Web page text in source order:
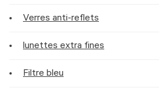
Verres anti-reflets
lunettes extra fines
Filtre bleu